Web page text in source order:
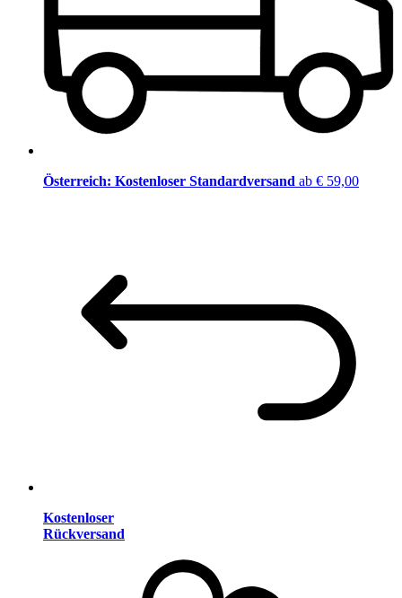
Österreich: Kostenloser Standardversand ab € 59,00
Kostenloser
Rückversand